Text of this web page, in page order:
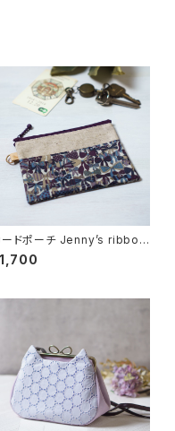
ードポーチ Jenny’s ribbon
ジェニーズ・リボンズ）パープ
リバティラミネート生地